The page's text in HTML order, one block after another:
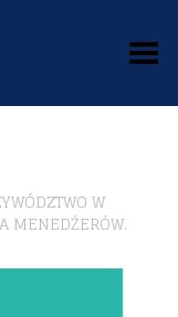
Toggle Menu
W
MENEDŻERÓW.